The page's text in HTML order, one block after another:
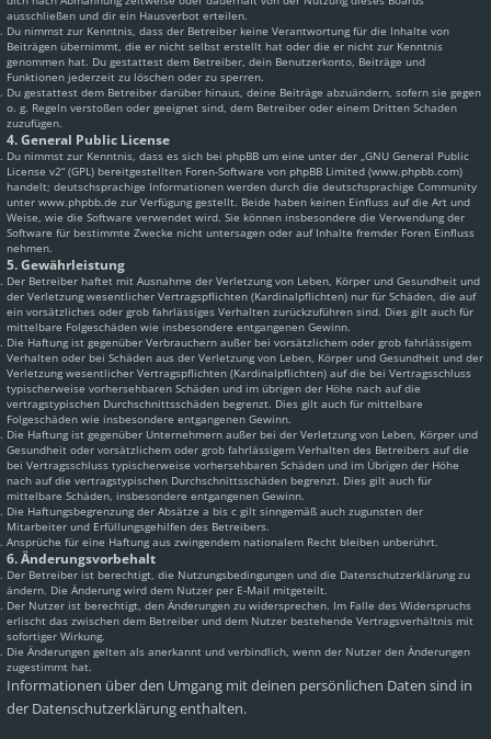
ausschließen und dir ein Hausverbot erteilen.
Du nimmst zur Kenntnis, dass der Betreiber keine Verantwortung für die Inhalte von
Beiträgen übernimmt, die er nicht selbst erstellt hat oder die er nicht zur Kenntnis
genommen hat. Du gestattest dem Betreiber, dein Benutzerkonto, Beiträge und
Funktionen jederzeit zu löschen oder zu sperren.
Du gestattest dem Betreiber darüber hinaus, deine Beiträge abzuändern, sofern sie gegen
o. g. Regeln verstoßen oder geeignet sind, dem Betreiber oder einem Dritten Schaden
zuzufügen.
4. General Public License
Du nimmst zur Kenntnis, dass es sich bei phpBB um eine unter der „GNU General Public
License v2“ (GPL) bereitgestellten Foren-Software von phpBB Limited (www.phpbb.com)
handelt; deutschsprachige Informationen werden durch die deutschsprachige Community
unter www.phpbb.de zur Verfügung gestellt. Beide haben keinen Einfluss auf die Art und
Weise, wie die Software verwendet wird. Sie können insbesondere die Verwendung der
Software für bestimmte Zwecke nicht untersagen oder auf Inhalte fremder Foren Einfluss
nehmen.
5. Gewährleistung
Der Betreiber haftet mit Ausnahme der Verletzung von Leben, Körper und Gesundheit und
der Verletzung wesentlicher Vertragspflichten (Kardinalpflichten) nur für Schäden, die auf
ein vorsätzliches oder grob fahrlässiges Verhalten zurückzuführen sind. Dies gilt auch für
mittelbare Folgeschäden wie insbesondere entgangenen Gewinn.
Die Haftung ist gegenüber Verbrauchern außer bei vorsätzlichem oder grob fahrlässigem
Verhalten oder bei Schäden aus der Verletzung von Leben, Körper und Gesundheit und der
Verletzung wesentlicher Vertragspflichten (Kardinalpflichten) auf die bei Vertragsschluss
typischerweise vorhersehbaren Schäden und im übrigen der Höhe nach auf die
vertragstypischen Durchschnittsschäden begrenzt. Dies gilt auch für mittelbare
Folgeschäden wie insbesondere entgangenen Gewinn.
Die Haftung ist gegenüber Unternehmern außer bei der Verletzung von Leben, Körper und
Gesundheit oder vorsätzlichem oder grob fahrlässigem Verhalten des Betreibers auf die
bei Vertragsschluss typischerweise vorhersehbaren Schäden und im Übrigen der Höhe
nach auf die vertragstypischen Durchschnittsschäden begrenzt. Dies gilt auch für
mittelbare Schäden, insbesondere entgangenen Gewinn.
Die Haftungsbegrenzung der Absätze a bis c gilt sinngemäß auch zugunsten der
Mitarbeiter und Erfüllungsgehilfen des Betreibers.
Ansprüche für eine Haftung aus zwingendem nationalem Recht bleiben unberührt.
6. Änderungsvorbehalt
Der Betreiber ist berechtigt, die Nutzungsbedingungen und die Datenschutzerklärung zu
ändern. Die Änderung wird dem Nutzer per E-Mail mitgeteilt.
Der Nutzer ist berechtigt, den Änderungen zu widersprechen. Im Falle des Widerspruchs
erlischt das zwischen dem Betreiber und dem Nutzer bestehende Vertragsverhältnis mit
sofortiger Wirkung.
Die Änderungen gelten als anerkannt und verbindlich, wenn der Nutzer den Änderungen
zugestimmt hat.
Informationen über den Umgang mit deinen persönlichen Daten sind in
der Datenschutzerklärung enthalten.